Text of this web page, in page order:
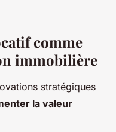
comme
immobilière
stratégiques
la valeur